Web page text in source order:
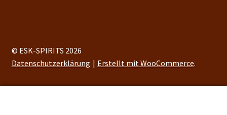
© ESK-SPIRITS 2026
Datenschutzerklärung
Erstellt mit WooCommerce.